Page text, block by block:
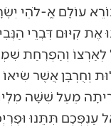
עוֹלָם אֱ-לֹהֵי
אֶת קִיּוּם דִּבְרֵי
וְהַפְרָחַת
גָּלוּת וְחֻרְבָּן אֲשֶׁר
מֵעַל שִׁשָּׁה
עַנְפְּכֶם תִּתֵּנוּ